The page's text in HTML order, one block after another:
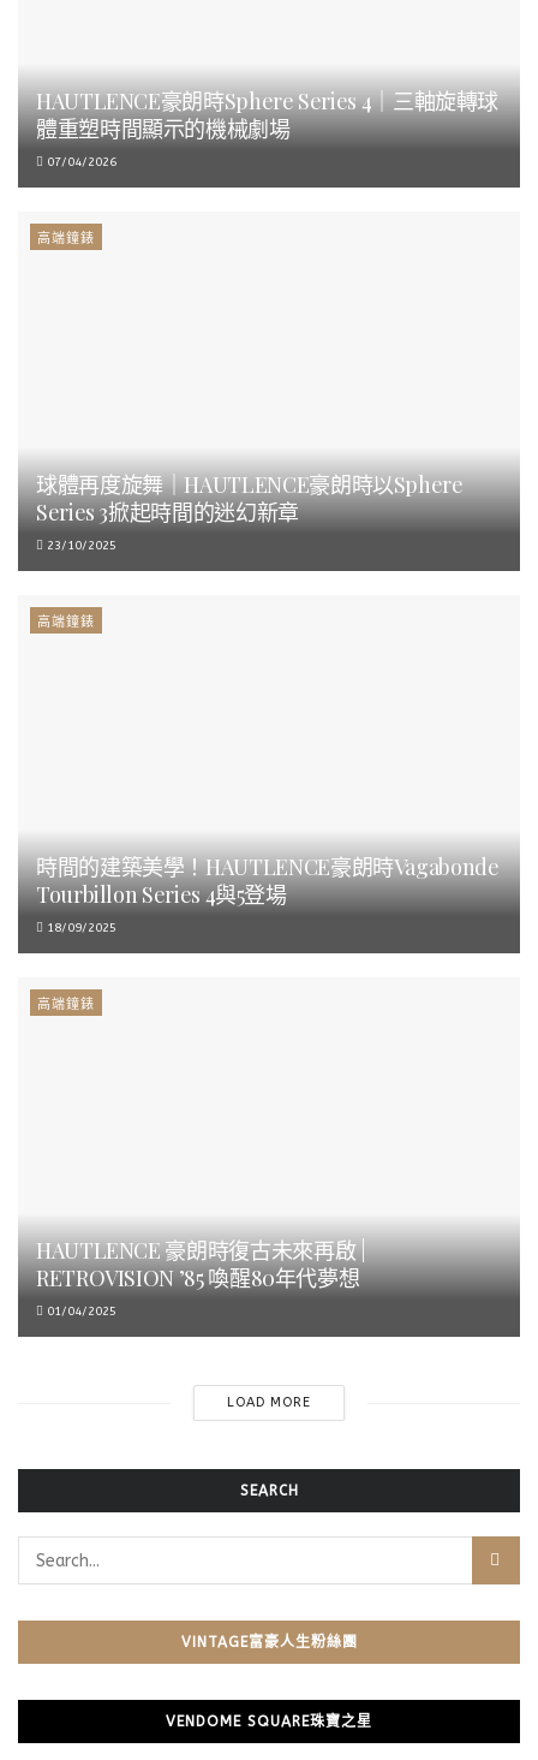
HAUTLENCE豪朗時Sphere Series 4｜三軸旋轉球
體重塑時間顯示的機械劇場
07/04/2026
高端鐘錶
球體再度旋舞｜HAUTLENCE豪朗時以Sphere
Series 3掀起時間的迷幻新章
23/10/2025
高端鐘錶
時間的建築美學！HAUTLENCE豪朗時Vagabonde
Tourbillon Series 4與5登場
18/09/2025
高端鐘錶
HAUTLENCE 豪朗時復古未來再啟 |
RETROVISION ’85 喚醒80年代夢想
01/04/2025
LOAD MORE
SEARCH
VINTAGE富豪人生粉絲團
VENDOME SQUARE珠寶之星